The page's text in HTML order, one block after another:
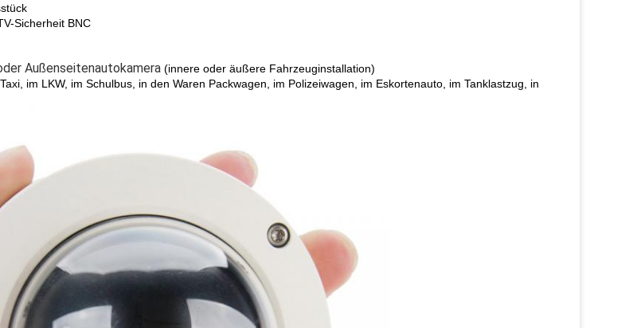
Sicherheit BNC
Außenseitenautokamera (innere oder äußere Fahrzeuginstallation)
im LKW, im Schulbus, in den Waren Packwagen, im Polizeiwagen, im Eskortenauto, im Tanklastzug, in